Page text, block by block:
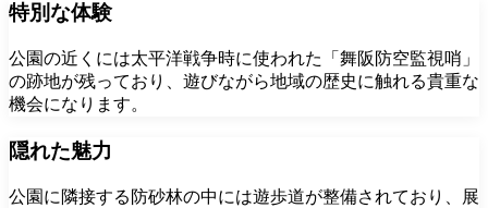
特別な体験
公園の近くには太平洋戦争時に使われた「舞阪防空監視哨」
の跡地が残っており、遊びながら地域の歴史に触れる貴重な
機会になります。
隠れた魅力
公園に隣接する防砂林の中には遊歩道が整備されており、展